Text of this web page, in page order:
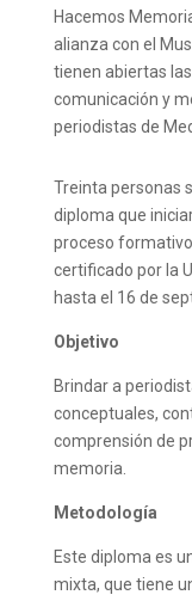
Hacemos
alianza con el
tienen abiertas
comunicación y
periodistas de
Treinta personas
diploma que
proceso
certificado por la
hasta el 16 de
Objetivo
Brindar a
conceptuales,
comprensión de
memoria.
Metodología
Este diploma es
mixta, que tiene